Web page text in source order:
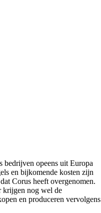
bedrijven opeens uit Europa
en bijkomende kosten zijn
Corus heeft overgenomen.
krijgen nog wel de
en produceren vervolgens